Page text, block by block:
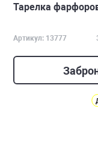
Тарелка
Артикул: 13777